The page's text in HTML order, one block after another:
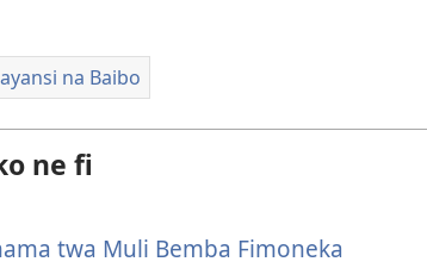
na Baibo
ne fi
twa Muli Bemba Fimoneka